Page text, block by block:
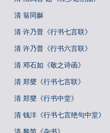
清 翁同龢
清 许乃普《行书七言联》
清 许乃普《行书六言联》
清 邓石如《敬之诗函》
清 郑燮《行书七言联》
清 郑燮《行书中堂》
清 钱沣《行书七言绝句中堂》